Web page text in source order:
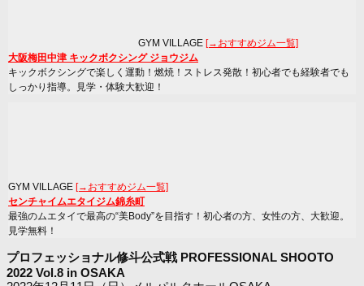
GYM VILLAGE [→おすすめジム一覧]
大阪梅田中津 キックボクシング ジョウジム
キックボクシングで楽しく運動！燃焼！ストレス発散！初心者でも経験者でも
しっかり指導。見学・体験大歓迎！
GYM VILLAGE [→おすすめジム一覧]
センチャイムエタイジム錦糸町
最強のムエタイで最高の“美Body”を目指す！初心者の方、女性の方、大歓迎。
見学無料！
プロフェッショナル修斗公式戦 PROFESSIONAL SHOOTO
2022 Vol.8 in OSAKA